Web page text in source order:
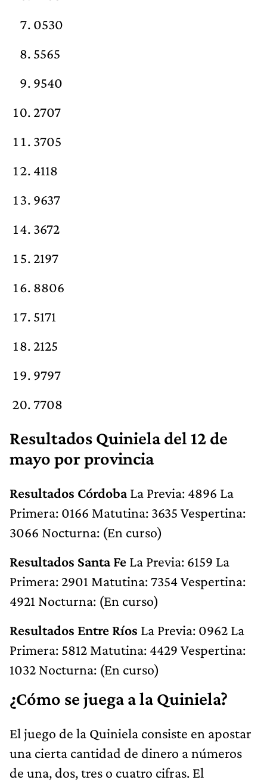
0530
5565
9540
2707
3705
4118
9637
3672
2197
8806
5171
2125
9797
7708
Resultados Quiniela del 12 de
mayo por provincia
Resultados CórdobaLa Previa: 4896 La
Primera: 0166 Matutina: 3635 Vespertina:
3066 Nocturna: (En curso)
Resultados Santa Fe La Previa: 6159 La
Primera: 2901 Matutina: 7354 Vespertina:
4921 Nocturna: (En curso)
Resultados Entre Ríos La Previa: 0962 La
Primera: 5812 Matutina: 4429 Vespertina:
1032 Nocturna: (En curso)
¿Cómo se juega a la Quiniela?
El juego de la Quiniela consiste en apostar
una cierta cantidad de dinero a números
de una, dos, tres o cuatro cifras. El